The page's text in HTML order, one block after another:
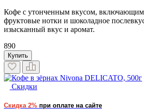
Кофе с утонченным вкусом,
фруктовые нотки и шоколадное
изысканный вкус и аромат.
890
Купить
Скидки
Скидка 2% при оплате на сайте